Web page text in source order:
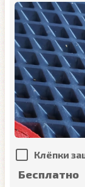
Клёпки
Бесплатно